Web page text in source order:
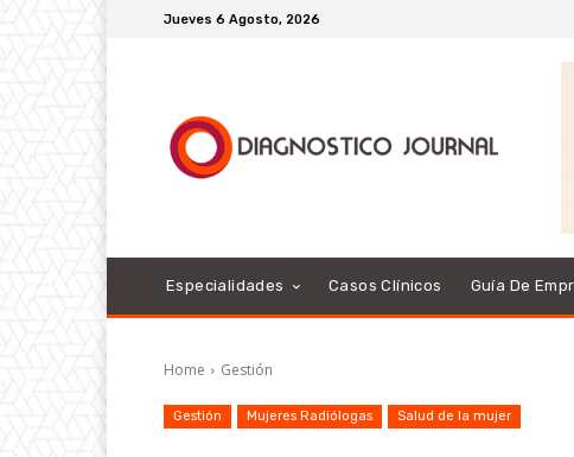
Jueves 6 Agosto, 2026
Especialidades Casos Clínicos Guía De
Home Gestión
Gestión Mujeres Radiólogas Salud de la mujer